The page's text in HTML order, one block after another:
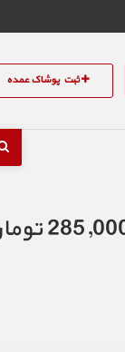
ثبت پوشاک عمده
تومان